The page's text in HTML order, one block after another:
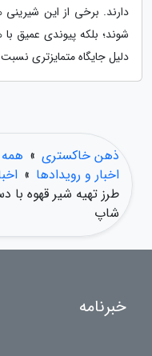
دارند. برخی از این
شوند؛ بلکه پیوندی عمیق
دلیل جایگاه متمایزتری
ذهن خاکستری » همه
اخبار و رویدادها »
طرز تهیه شیر قهوه با
شاپ
خبرنامه